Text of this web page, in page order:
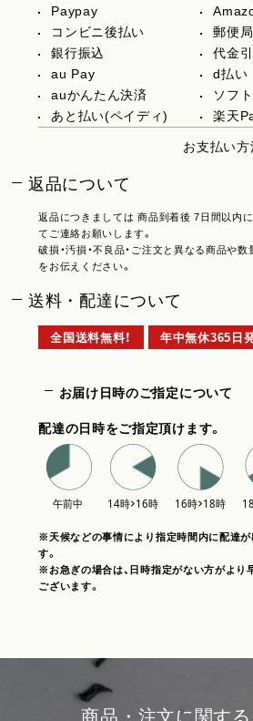
Paypay
コンビニ後払い
郵便
銀行振込
代金
au Pay
d払い
auかんたん決済
ソフ
あと払い(ペイディ)
楽天
お支払い
返品について
返品につきましては 商品到着後 7日間以内
てご連絡お願いします。
破損・汚損・不良品・ご注文と異なる商品や
をお伝えください。
送料・配達について
全国送料無料！ 年中無休365日
お届け日時のご指定について
配達の日時をご指定頂けます。
※天候などの事情により指定時間内に配達が
す。
※お急ぎの場合は、日時指定がない方がより
ございます。
商品・注文に関す